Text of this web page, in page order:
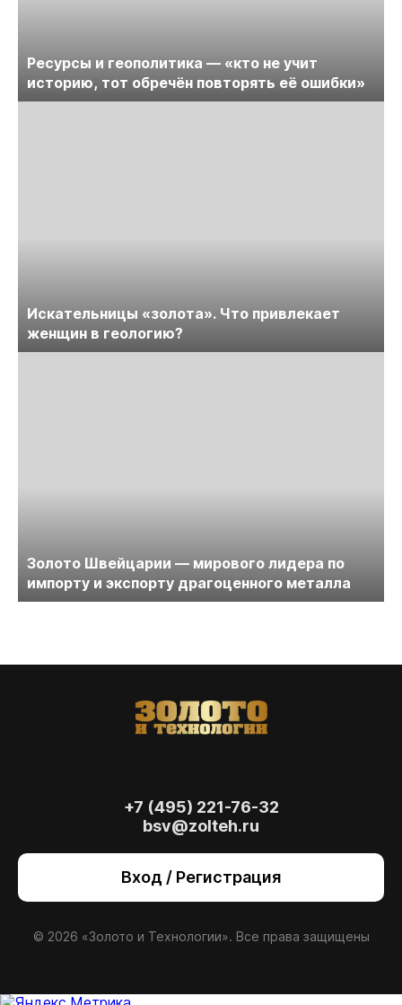
Ресурсы и геополитика — «кто не учит
историю, тот обречён повторять её ошибки»
Искательницы «золота». Что привлекает
женщин в геологию?
Золото Швейцарии — мирового лидера по
импорту и экспорту драгоценного металла
+7 (495) 221-76-32
bsv@zolteh.ru
Вход / Регистрация
© 2026 «Золото и Технологии». Все права защищены
также для анализа сайта и улучшения
сайт, вы даете согласиена использование